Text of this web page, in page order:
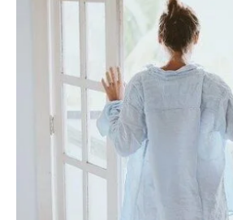
そしてそれをどのように体感すれば